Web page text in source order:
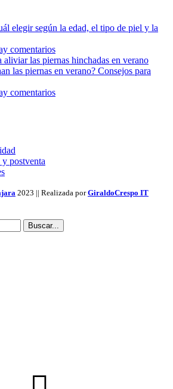
elegir según la edad, el tipo de piel y la
comentarios
las piernas en verano? Consejos para
comentarios
postventa
2023 || Realizada porGiraldoCrespo IT
Buscar...